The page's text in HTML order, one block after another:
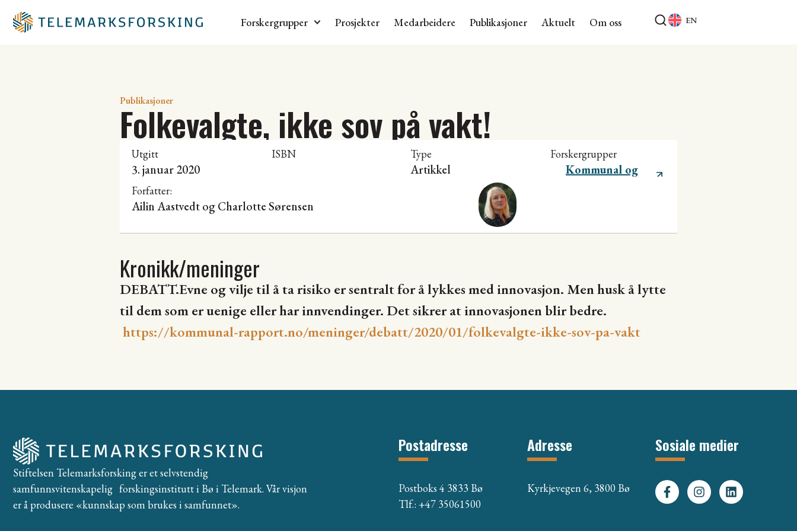
Forskergrupper Prosjekter Medarbeidere Publikasjoner Aktuelt Om oss EN
Publikasjoner
Folkevalgte, ikke sov på vakt!
Utgitt
3. januar 2020
ISBN Type
Artikkel
Forskergrupper
Kommunal og
regional utvikling
Forfatter:
Ailin Aastvedtog Charlotte Sørensen
Kronikk/meninger
DEBATT.Evne og vilje til å ta risiko er sentralt for å lykkes med innovasjon. Men husk å lytte
til dem som er uenige eller har innvendinger. Det sikrer at innovasjonen blir bedre.
https://kommunal-rapport.no/meninger/debatt/2020/01/folkevalgte-ikke-sov-pa-vakt
Stiftelsen Telemarksforsking er et selvstendig
samfunnsvitenskapelig forskingsinstitutt i Bø i Telemark. Vår visjon
er å produsere «kunnskap som brukes i samfunnet».
Postadresse
Postboks 4 3833 Bø
Tlf.: +47 35061500
Adresse
Kyrkjevegen 6, 3800 Bø
Sosiale medier